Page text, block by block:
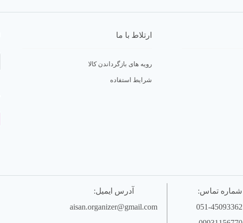
ارتلاط با ما
رویه های بازگرداندن کالا
شرایط استفاده
شماره تماس:
051-45093362
آدرس ایمیل:
aisan.organizer@gmail.com